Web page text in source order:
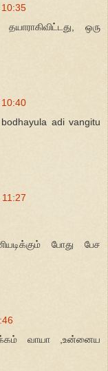
ஒரு
adi vangitu
போது பேச
வாயா ,உன்னைய